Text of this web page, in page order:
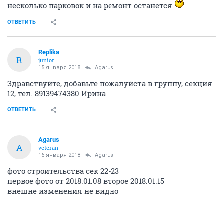
несколько парковок и на ремонт останется
ОТВЕТИТЬ
R
Replika
junior
15 января 2018 Agarus
Здравствуйте, добавьте пожалуйста в группу, секция
12, тел. 89139474380 Ирина
ОТВЕТИТЬ
A
Agarus
veteran
16 января 2018 Agarus
фото строительства сек 22-23
первое фото от 2018.01.08 второе 2018.01.15
внешне изменения не видно